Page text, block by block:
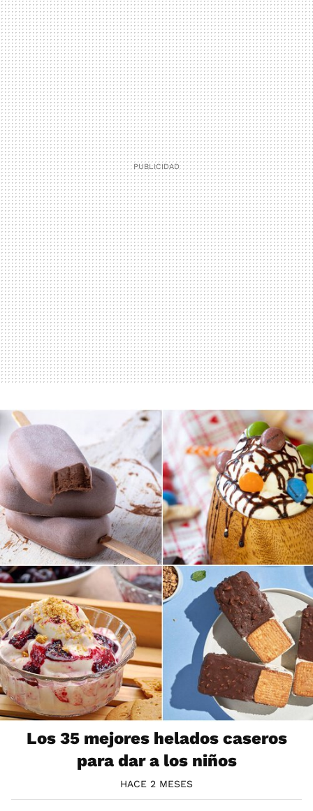
Los 35 mejores helados caseros
para dar a los niños
HACE 2 MESES